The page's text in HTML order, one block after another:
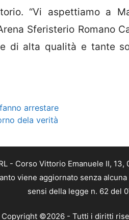
“Vi aspettiamo a
Sferisterio Romano
di alta qualità e tante
arrestare
dela verità
- Corso Vittorio Emanuele II,
viene aggiornato senza
sensi della legge n. 62 del
Copyright ©2026 - Tutti i diritti